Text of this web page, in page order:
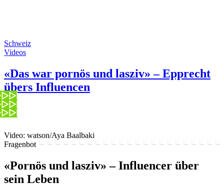
Schweiz
Videos
«Das war pornös und lasziv» – Epprecht
übers Influencen
Video: watson/Aya Baalbaki
Fragenbot
«Pornös und lasziv» – Influencer über
sein Leben